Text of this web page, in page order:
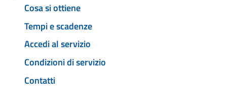
Cosa si ottiene
Tempi e scadenze
Accedi al servizio
Condizioni di servizio
Contatti